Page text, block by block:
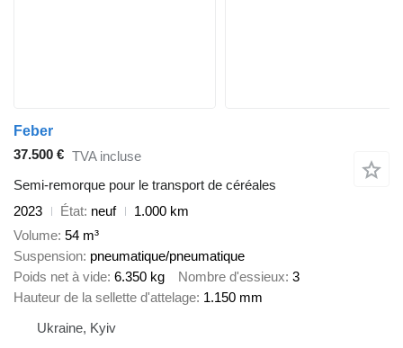
Feber
37.500 € TVA incluse
Semi-remorque pour le transport de céréales
2023
État neuf
1.000 km
Volume 54 m³
Suspension pneumatique/pneumatique
Poids net à vide 6.350 kg Nombre d'essieux 3
Hauteur de la sellette d'attelage 1.150 mm
Ukraine, Kyiv